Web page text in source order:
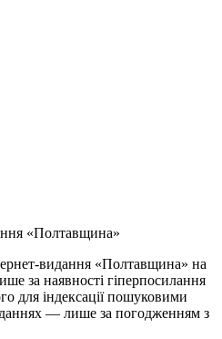
«Полтавщина»
видання «Полтавщина» на
за наявності гіперпосилання
для індексації пошуковими
— лише за погодженням з